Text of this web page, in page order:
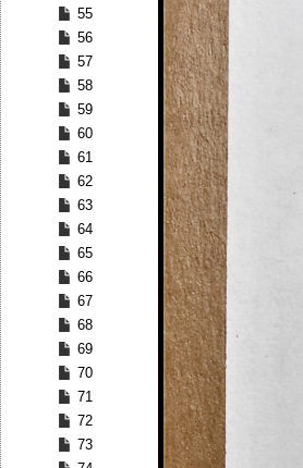
55
56
57
58
59
60
61
62
63
64
65
66
67
68
69
70
71
72
73